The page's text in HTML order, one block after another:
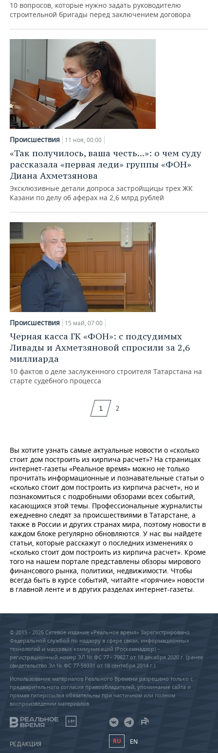
10 вопросов, которые нужно задать руководителю
строительной бригады перед заключением договора
Происшествия 11 ноя, 00:00
«Так получилось, ваша честь...»: о чем суду
рассказала «первая леди» группы «ФОН»
Диана Ахметзянова
Эксклюзивные детали допроса застройщицы трех ЖК
Казани по делу об аферах на 2,6 млрд рублей
Происшествия 15 май, 07:00
Черная касса ГК «ФОН»: с подсудимых
Ливады и Ахметзяновой спросили за 2,6
миллиарда
10 фактов о деле заслуженного строителя Татарстана на
старте судебного процесса
1 2
Вы хотите узнать самые актуальные новости о «сколько
стоит дом построить из кирпича расчет»? На страницах
интернет-газеты «Реальное время» можно не только
прочитать информационные и познавательные статьи о
«сколько стоит дом построить из кирпича расчет», но и
познакомиться с подробными обзорами всех событий,
касающихся этой темы. Профессиональные журналисты
ежедневно следят за происшествиями в Татарстане, а
также в России и других странах мира, поэтому новости в
каждом блоке регулярно обновляются. У нас вы найдете
статьи, которые расскажут о последних изменениях о
«сколько стоит дом построить из кирпича расчет». Кроме
того на нашем портале представлены обзоры мирового
финансового рынка, политики, недвижимости. Чтобы
всегда быть в курсе событий, читайте «горячие» новости
в главной ленте и в других разделах интернет-газеты.
© 2015 - 2026 Сетевое издание «Реальное время» Зарегистрировано
Федеральной службой по надзору в сфере связи, информационных
технологий и массовых коммуникаций (Роскомнадзор) –
регистрационный номер ЭЛ № ФС 77 - 79627 от 18 декабря 2020 г. (ранее
свидетельство Эл № ФС 77-59331 от 18 сентября 2014 г.)
Использование материалов Реального Времени разрешено только с
предварительного согласия правообладателей, упоминание сайта и
прямая гиперссылка обязательны при частичном или полном
воспроизведении материалов.
18+
РЕДАКЦИЯ
RU EN